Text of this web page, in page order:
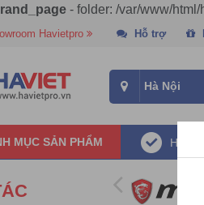
- folder: /var/www/
Havietpro Hỗ trợ
MỤC SẢN PHẨM Hàng